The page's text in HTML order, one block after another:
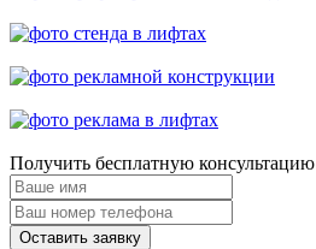
Получить бесплатную консультацию
Оставить заявку